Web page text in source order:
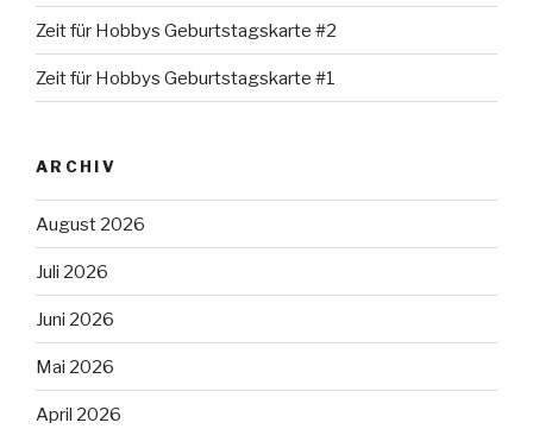
Zeit für Hobbys Geburtstagskarte #2
Zeit für Hobbys Geburtstagskarte #1
ARCHIV
August 2026
Juli 2026
Juni 2026
Mai 2026
April 2026